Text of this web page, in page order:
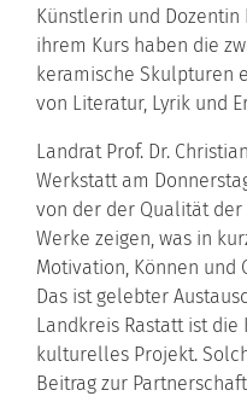
Künstlerin und Dozentin
ihrem Kurs haben die
keramische Skulpturen
von Literatur, Lyrik und
Landrat Prof. Dr.
Werkstatt am
von der der Qualität der
Werke zeigen, was in
Motivation, Können und
Das ist gelebter
Landkreis Rastatt ist
kulturelles Projekt.
Beitrag zur